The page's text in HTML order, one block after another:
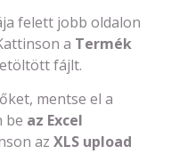
felett jobb oldalon
a Termék
fájlt.
mentse el a
be az Excel
az XLS upload